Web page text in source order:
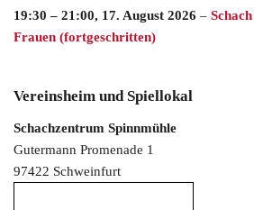
19:30 – 21:00, 17. August 2026 –
Frauen (fortgeschritten)
Vereinsheim und Spiellokal
Schachzentrum Spinnmühle
Gutermann Promenade 1
97422 Schweinfurt